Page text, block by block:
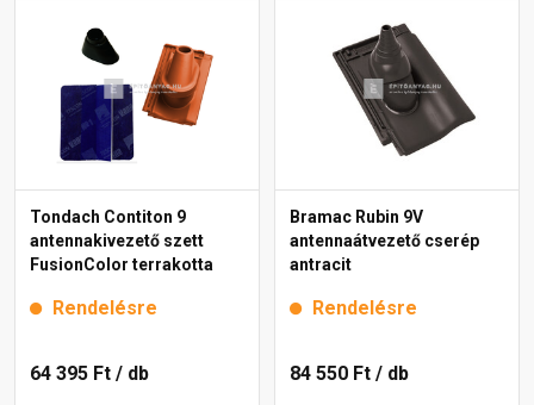
Tondach Contiton 9
antennakivezető szett
FusionColor terrakotta
Rendelésre
64 395 Ft / db
Bramac Rubin 9V
antennaátvezető cserép
antracit
Rendelésre
84 550 Ft / db